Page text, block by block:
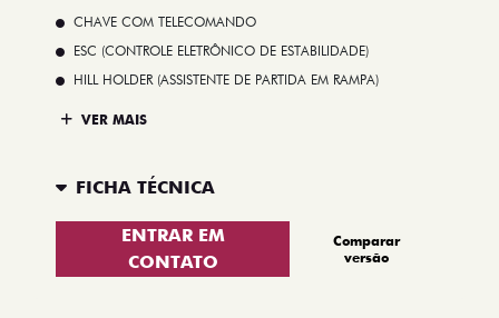
CHAVE COM TELECOMANDO
ESC (CONTROLE ELETRÔNICO DE ESTABILIDADE)
HILL HOLDER (ASSISTENTE DE PARTIDA EM RAMPA)
VER MAIS
FICHA TÉCNICA
ENTRAR EM
CONTATO
Comparar
versão